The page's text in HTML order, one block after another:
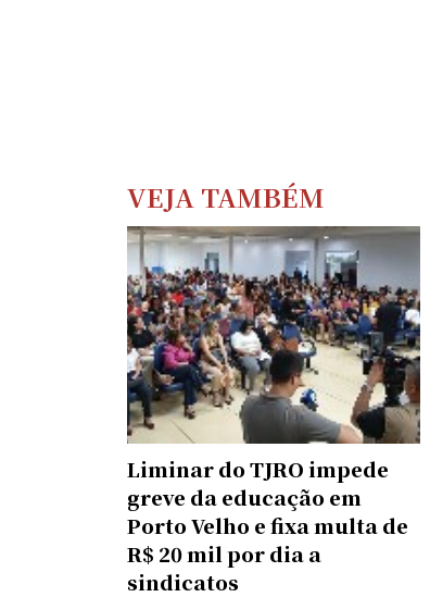
VEJA TAMBÉM
Liminar do TJRO impede
greve da educação em
Porto Velho e fixa multa de
R$ 20 mil por dia a
sindicatos